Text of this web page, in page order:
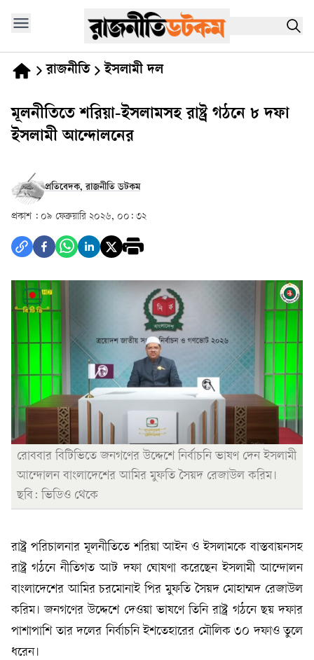
রাজনীতি ইসলামী দল
মূলনীতিতে শরিয়া-ইসলামসহ রাষ্ট্র গঠনে ৮ দফা
ইসলামী আন্দোলনের
প্রতিবেদক, রাজনীতি ডটকম
প্রকাশ : ০৯ ফেব্রুয়ারি ২০২৬, ০০: ৩২
রোববার বিটিভিতে জনগণের উদ্দেশে নির্বাচনি ভাষণ দেন ইসলামী
আন্দোলন বাংলাদেশের আমির মুফতি সৈয়দ রেজাউল করিম।
ছবি: ভিডিও থেকে
রাষ্ট্র পরিচালনার মূলনীতিতে শরিয়া আইন ও ইসলামকে বাস্তবায়নসহ
রাষ্ট্র গঠনে নীতিগত আট দফা ঘোষণা করেছেন ইসলামী আন্দোলন
বাংলাদেশের আমির চরমোনাই পির মুফতি সৈয়দ মোহাম্মদ রেজাউল
করিম। জনগণের উদ্দেশে দেওয়া ভাষণে তিনি রাষ্ট্র গঠনে ছয় দফার
পাশাপাশি তার দলের নির্বাচনি ইশতেহারের মৌলিক ৩০ দফাও তুলে
ধরেন।